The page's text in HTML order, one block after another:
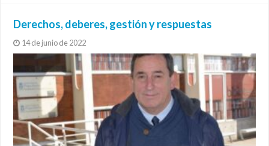
Derechos, deberes, gestión y respuestas
14 de junio de 2022